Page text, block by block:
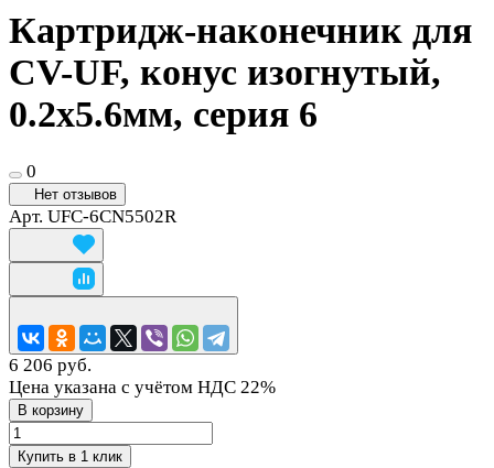
Картридж-наконечник для
CV-UF, конус изогнутый,
0.2х5.6мм, серия 6
0
Нет отзывов
Арт. UFC-6CN5502R
6 206 руб.
Цена указана с учётом НДС 22%
В корзину
Купить в 1 клик